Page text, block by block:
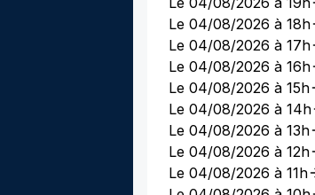
Le 04/08/2026 à 18h
Le 04/08/2026 à 17h
Le 04/08/2026 à 16h
Le 04/08/2026 à 15h
Le 04/08/2026 à 14h
Le 04/08/2026 à 13h
Le 04/08/2026 à 12h
Le 04/08/2026 à 11h